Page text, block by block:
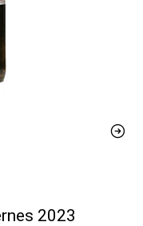
2023